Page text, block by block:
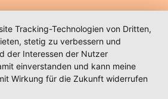
Tracking-Technologien von Dritten,
stetig zu verbessern und
der Interessen der Nutzer
einverstanden und kann meine
Wirkung für die Zukunft widerrufen